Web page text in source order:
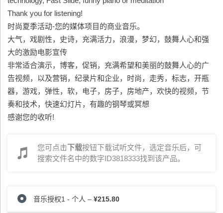
Thank you for listening!
时尚夏季活动-您的媒体项目的商业音乐。
大气，戏剧性，史诗，充满活力，浪漫，梦幻，鼓舞人心和强
大的激励电影宣传
非常适合演示，博客，促销，充满希望和美丽的鼓舞人心的广
告视频，以及营销，纪录片和企业，时尚，走秀，标志，开瓶
器，游戏，弹性，软，电子，房子，房地产，欢快的视频，节
奏和技术，快速幻灯片，有趣的钢琴或冥想
感谢您的收听!
您可点击下载按钮下载试听文件，选定音乐后，可
搜索文件名中的数字ID3818333找到该产品。
音乐授权1 - 个人 – ¥215.80